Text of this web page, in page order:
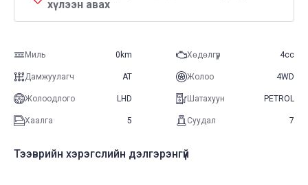
хүлээн авах
Миль 0km Хөдөлгүүр 4cc
Дамжуулагч AT Жолоо 4WD
Жолоодлого LHD Шатахуун PETROL
Хаалга 5 Суудал 7
Тээврийн хэрэгслийн дэлгэрэнгүй